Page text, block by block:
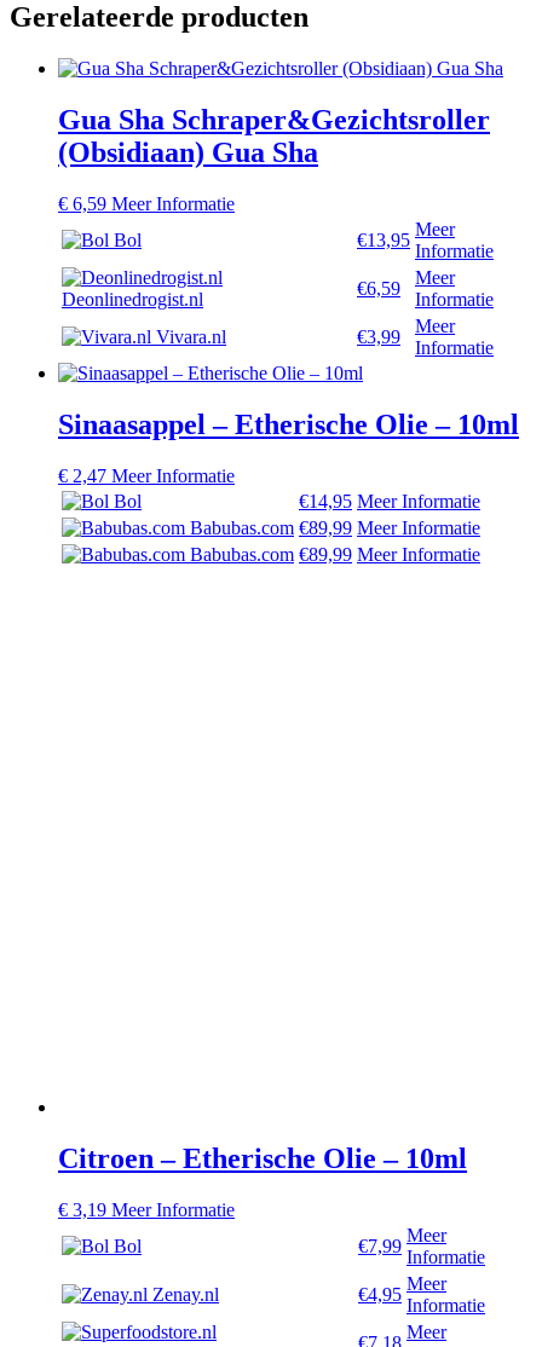
Gerelateerde producten
Gua Sha Schraper&Gezichtsroller
(Obsidiaan) Gua Sha
€ 6,59 Meer Informatie
Bol
€13,95
Meer
Informatie
Deonlinedrogist.nl
€6,59
Meer
Informatie
Vivara.nl
€3,99
Meer
Informatie
Sinaasappel – Etherische Olie – 10ml
€ 2,47 Meer Informatie
Bol
€14,95 Meer Informatie
Babubas.com €89,99 Meer Informatie
Babubas.com €89,99 Meer Informatie
Citroen – Etherische Olie – 10ml
€ 3,19 Meer Informatie
Bol
€7,99
Meer
Informatie
Zenay.nl
€4,95
Meer
Informatie
€7,18
Meer